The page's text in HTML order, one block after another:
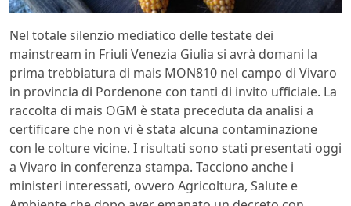
Nel totale silenzio mediatico delle testate dei
mainstream in Friuli Venezia Giulia si avrà domani la
prima trebbiatura di mais MON810 nel campo di Vivaro
in provincia di Pordenone con tanti di invito ufficiale. La
raccolta di mais OGM è stata preceduta da analisi a
certificare che non vi è stata alcuna contaminazione
con le colture vicine. I risultati sono stati presentati oggi
a Vivaro in conferenza stampa. Tacciono anche i
ministeri interessati, ovvero Agricoltura, Salute e